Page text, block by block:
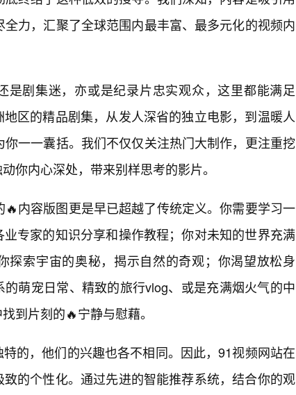
力，汇聚了全球范围内最丰富、最多元化的视频内
是剧集迷，亦或是纪录片忠实观众，这里都能满足
区的精品剧集，从发人深省的独立电影，到温暖人
一一囊括。我们不仅仅关注热门大制作，更注重挖
你内心深处，带来别样思考的影片。
内容版图更是早已超越了传统定义。你需要学习一
专家的知识分享和操作教程；你对未知的世界充满
探索宇宙的奥秘，揭示自然的奇观；你渴望放松身
萌宠日常、精致的旅行vlog、或是充满烟火气的中
到片刻的🔥宁静与慰藉。
的，他们的兴趣也各不相同。因此，91视频网站在
的个性化。通过先进的智能推荐系统，结合你的观